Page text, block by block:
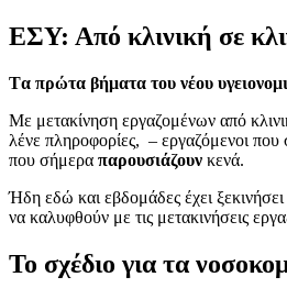
ΕΣΥ: Από κλινική σε
Tα πρώτα βήματα του νέου
Με μετακίνηση εργαζομένων από
λένε πληροφορίες, – εργαζόμενοι που
που σήμερα παρουσιάζουν κενά.
Ήδη εδώ και εβδομάδες έχει
να καλυφθούν με τις μετακινήσεις
Το σχέδιο για τα